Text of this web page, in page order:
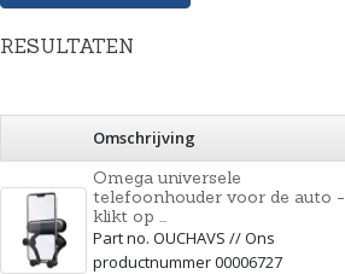
RESULTATEN
Omschrijving
Omega universele
telefoonhouder voor de auto -
klikt op ...
Part no. OUCHAVS // Ons
productnummer 00006727